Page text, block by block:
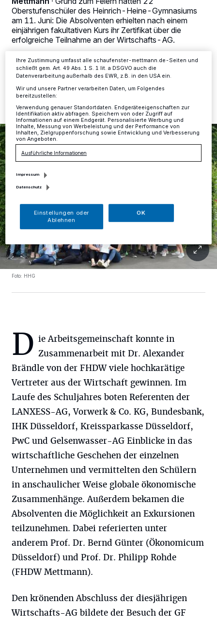
Oberstufenschüler des Heinrich-Heine-Gymnasiums
am 11. Juni: Die Absolventen erhielten nach einem
einjährigen fakultativen Kurs ihr Zertifikat über die
erfolgreiche Teilnahme an der Wirtschafts-AG.
14.06.2018 , 14:28 Uhr Eine Minute Lesezeit
Foto: HHG
D ie Arbeitsgemeinschaft konnte in
Zusammenarbeit mit Dr. Alexander
Brändle von der FHDW viele hochkarätige
Vertreter aus der Wirtschaft gewinnen. Im
Laufe des Schuljahres boten Referenten der
LANXESS-AG, Vorwerk & Co. KG, Bundesbank,
IHK Düsseldorf, Kreissparkasse Düsseldorf,
PwC und Gelsenwasser-AG Einblicke in das
wirtschaftliche Geschehen der einzelnen
Unternehmen und vermittelten den Schülern
in anschaulicher Weise globale ökonomische
Zusammenhänge. Außerdem bekamen die
Absolventen die Möglichkeit an Exkursionen
teilzunehmen. Dabei referierten unter
anderem Prof. Dr. Bernd Günter (Ökonomicum
Düsseldorf) und Prof. Dr. Philipp Rohde
(FHDW Mettmann).
Den krönenden Abschluss der diesjährigen
Wirtschafts-AG bildete der Besuch der GF
Anzeigen möglicherweise nicht mehr so relevant für Sie. Sie können
dieses Menü jederzeit wieder aufrufen, um Ihre Einstellungen zu
ändern oder Ihre Einwilligung zu widerrufen, indem Sie auf den Link
Einstellungen oder Ablehnen am unteren Rand der Webseite klicken.
Ihre Einstellungen gelten innerhalb unseres Website. Weitere
Ihre Zustimmung umfasst alle schaufenster-mettmann.de-Seiten und
schließt gem. Art. 49 Abs. 1 S. 1 lit. a DSGVO auch die
Datenverarbeitung außerhalb des EWR, z.B. in den USA ein.
Wir und unsere Partner verarbeiten Daten, um Folgendes
bereitzustellen:
Verwendung genauer Standortdaten. Endgeräteeigenschaften zur
Identifikation aktiv abfragen. Speichern von oder Zugriff auf
Informationen auf einem Endgerät. Personalisierte Werbung und
Inhalte, Messung von Werbeleistung und der Performance von
Inhalten, Zielgruppenforschung sowie Entwicklung und Verbesserung
von Angeboten.
Ausführliche Informationen
Impressum
Datenschutz
Einstellungen oder
Ablehnen
OK